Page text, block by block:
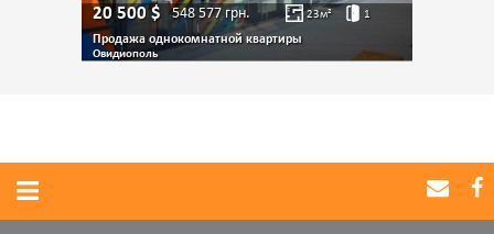
20 500$ 548 577грн. 23м² 1
Продажа однокомнатной квартиры
Овидиополь